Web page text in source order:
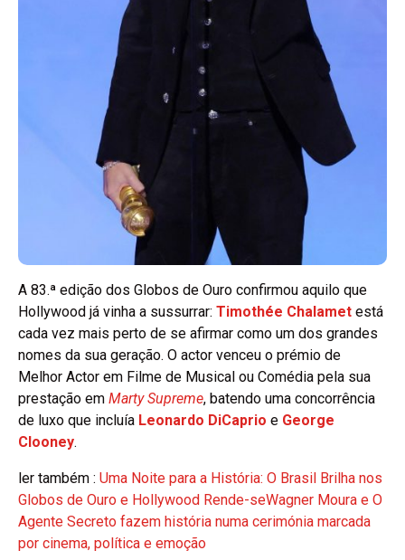
A 83.ª edição dos Globos de Ouro confirmou aquilo que
Hollywood já vinha a sussurrar: Timothée Chalamet está
cada vez mais perto de se afirmar como um dos grandes
nomes da sua geração. O actor venceu o prémio de
Melhor Actor em Filme de Musical ou Comédia pela sua
prestação em Marty Supreme, batendo uma concorrência
de luxo que incluía Leonardo DiCaprio e George
Clooney.
ler também : Uma Noite para a História: O Brasil Brilha nos
Globos de Ouro e Hollywood Rende-seWagner Moura e O
Agente Secreto fazem história numa cerimónia marcada
por cinema, política e emoção